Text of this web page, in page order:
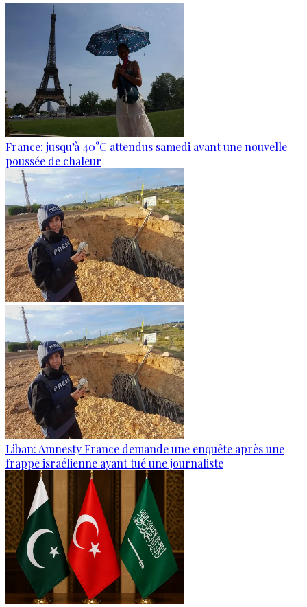
France: jusqu’à 40°C attendus samedi avant une nouvelle
poussée de chaleur
Liban: Amnesty France demande une enquête après une
frappe israélienne ayant tué une journaliste